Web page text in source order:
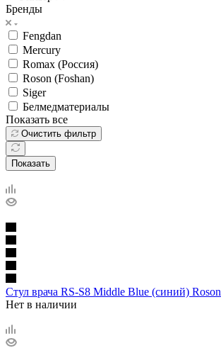
Бренды
Fengdan
Mercury
Romax (Россия)
Roson (Foshan)
Siger
Белмедматериалы
Показать все
Очистить фильтр
Показать
Стул врача RS-S8 Middle Blue (синий) Roson
Нет в наличии